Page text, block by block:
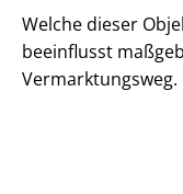
Welche dieser
beeinflusst
Vermarktungsweg.